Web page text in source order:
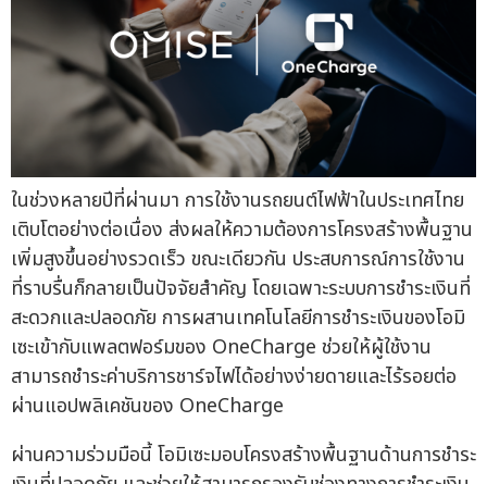
ในช่วงหลายปีที่ผ่านมา การใช้งานรถยนต์ไฟฟ้าในประเทศไทย
เติบโตอย่างต่อเนื่อง ส่งผลให้ความต้องการโครงสร้างพื้นฐาน
เพิ่มสูงขึ้นอย่างรวดเร็ว ขณะเดียวกัน ประสบการณ์การใช้งาน
ที่ราบรื่นก็กลายเป็นปัจจัยสำคัญ โดยเฉพาะระบบการชำระเงินที่
สะดวกและปลอดภัย การผสานเทคโนโลยีการชำระเงินของโอมิ
เซะเข้ากับแพลตฟอร์มของ OneCharge ช่วยให้ผู้ใช้งาน
สามารถชำระค่าบริการชาร์จไฟได้อย่างง่ายดายและไร้รอยต่อ
ผ่านแอปพลิเคชันของ OneCharge
ผ่านความร่วมมือนี้ โอมิเซะมอบโครงสร้างพื้นฐานด้านการชำระ